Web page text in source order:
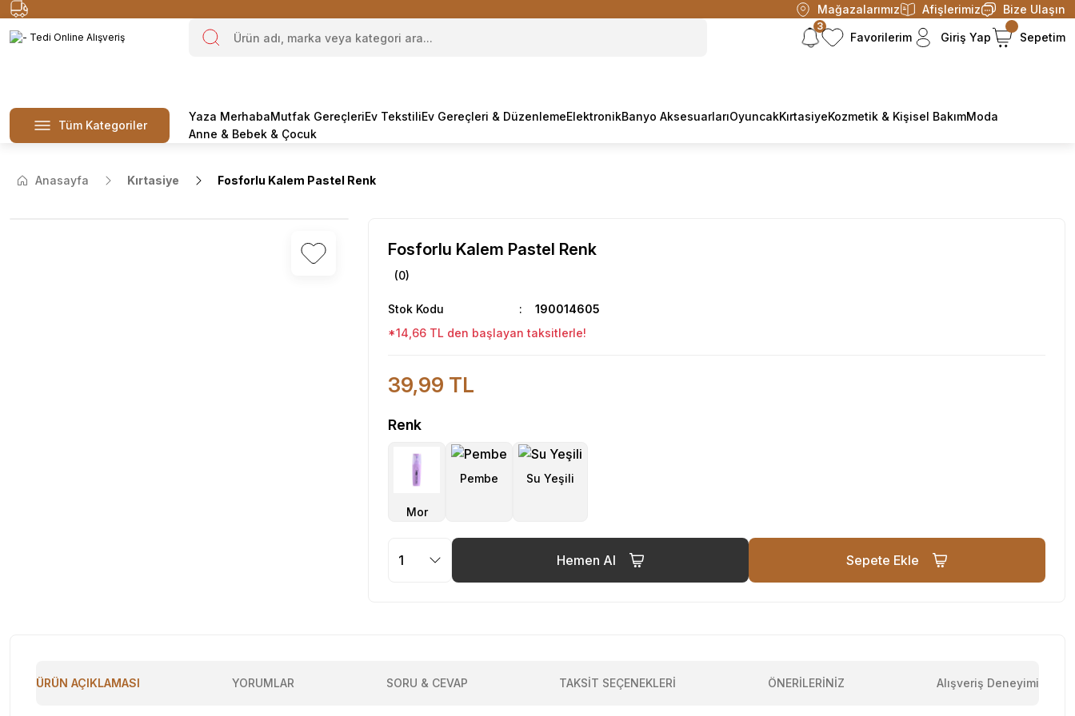
Mağazalarımız Afişlerimiz Bize Ulaşın
3
Favorilerim Giriş Yap Sepetim
Tüm Kategoriler
Yaza MerhabaMutfak GereçleriEv TekstiliEv Gereçleri & DüzenlemeElektronikBanyo AksesuarlarıOyuncakKırtasiyeKozmetik & Kişisel BakımModa
Anne & Bebek & Çocuk
Anasayfa Kırtasiye Fosforlu Kalem Pastel Renk
Fosforlu Kalem Pastel Renk
(0)
Stok Kodu
190014605
*14,66 TL den başlayan taksitlerle!
39,99 TL
Renk
Hemen Al Sepete Ekle
ÜRÜN AÇIKLAMASI YORUMLAR SORU & CEVAP TAKSİT SEÇENEKLERİ ÖNERİLERİNİZ Alışveriş Deneyimi